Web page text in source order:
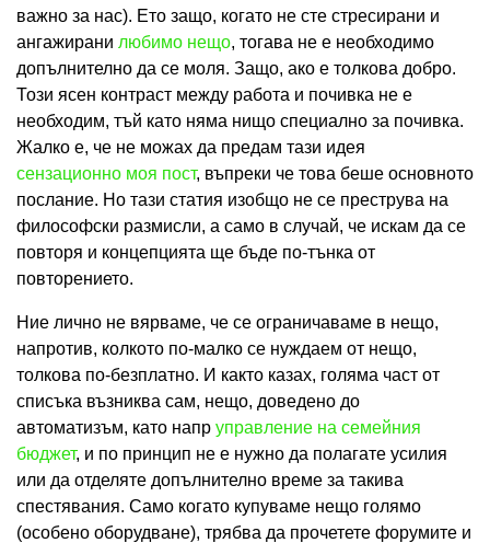
важно за нас). Ето защо, когато не сте стресирани и
ангажирани любимо нещо, тогава не е необходимо
допълнително да се моля. Защо, ако е толкова добро.
Този ясен контраст между работа и почивка не е
необходим, тъй като няма нищо специално за почивка.
Жалко е, че не можах да предам тази идея
сензационно моя пост, въпреки че това беше основното
послание. Но тази статия изобщо не се преструва на
философски размисли, а само в случай, че искам да се
повторя и концепцията ще бъде по-тънка от
повторението.
Ние лично не вярваме, че се ограничаваме в нещо,
напротив, колкото по-малко се нуждаем от нещо,
толкова по-безплатно. И както казах, голяма част от
списъка възниква сам, нещо, доведено до
автоматизъм, като напр управление на семейния
бюджет, и по принцип не е нужно да полагате усилия
или да отделяте допълнително време за такива
спестявания. Само когато купуваме нещо голямо
(особено оборудване), трябва да прочетете форумите и